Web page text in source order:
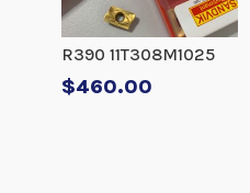
R390 11T308M1025
$460.00